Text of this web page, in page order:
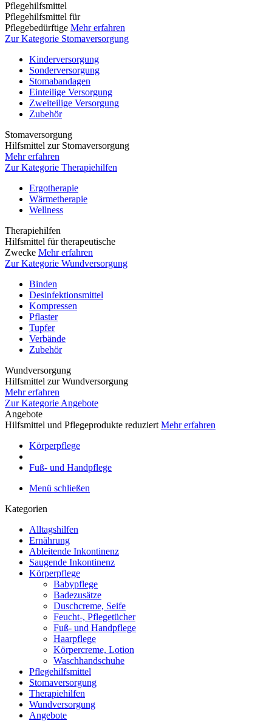
Pflegehilfsmittel
Pflegehilfsmittel für
Pflegebedürftige Mehr erfahren
Zur Kategorie Stomaversorgung
Kinderversorgung
Sonderversorgung
Stomabandagen
Einteilige Versorgung
Zweiteilige Versorgung
Zubehör
Stomaversorgung
Hilfsmittel zur Stomaversorgung
Mehr erfahren
Zur Kategorie Therapiehilfen
Ergotherapie
Wärmetherapie
Wellness
Therapiehilfen
Hilfsmittel für therapeutische
Zwecke Mehr erfahren
Zur Kategorie Wundversorgung
Binden
Desinfektionsmittel
Kompressen
Pflaster
Tupfer
Verbände
Zubehör
Wundversorgung
Hilfsmittel zur Wundversorgung
Mehr erfahren
Zur Kategorie Angebote
Angebote
Hilfsmittel und Pflegeprodukte reduziert Mehr erfahren
Körperpflege
Fuß- und Handpflege
Menü schließen
Kategorien
Alltagshilfen
Ernährung
Ableitende Inkontinenz
Saugende Inkontinenz
Körperpflege
Babypflege
Badezusätze
Duschcreme, Seife
Feucht-, Pflegetücher
Fuß- und Handpflege
Haarpflege
Körpercreme, Lotion
Waschhandschuhe
Pflegehilfsmittel
Stomaversorgung
Therapiehilfen
Wundversorgung
Angebote